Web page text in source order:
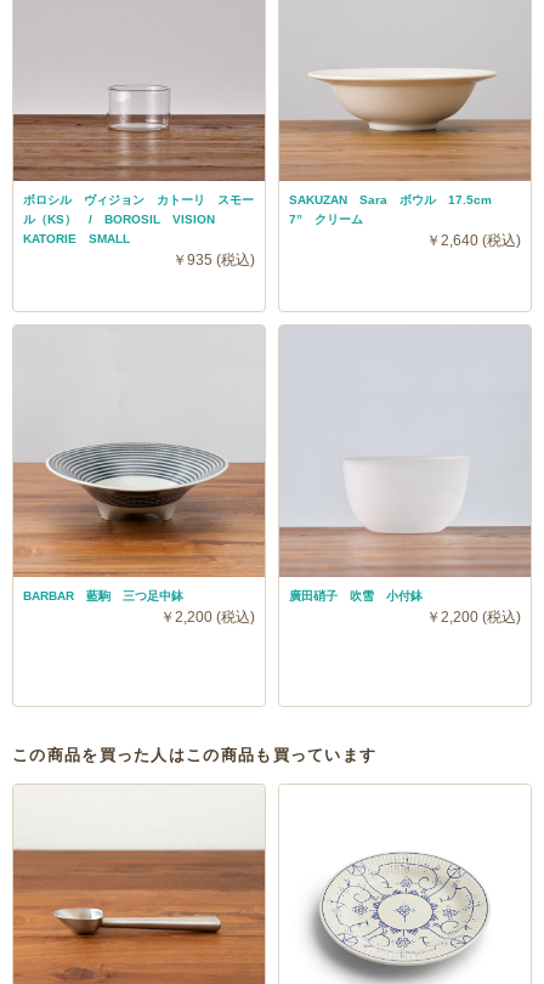
ボロシル ヴィジョン カトーリ スモー
ル（KS） / BOROSIL VISION
KATORIE SMALL
￥935 (税込)
SAKUZAN Sara ボウル 17.5cm
7” クリーム
￥2,640 (税込)
BARBAR 藍駒 三つ足中鉢
￥2,200 (税込)
廣田硝子 吹雪 小付鉢
￥2,200 (税込)
この商品を買った人はこの商品も買っています